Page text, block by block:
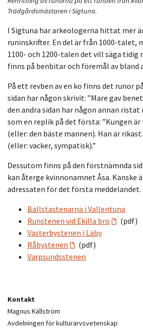
Trädgårdsmästaren i Sigtuna.
I Sigtuna har arkeologerna hittat mer
runinskrifter. En del är från 1000-talet,
1100- och 1200-talen det vill säga tidig
finns på benbitar och föremål av bland
På ett revben av en ko finns det runor
sidan har någon skrivit: ”Mare gav
den andra sidan har någon annan
som en replik på det första: ”Kungen
(eller: den bäste mannen). Han är
(eller: vacker, sympatisk).”
Dessutom finns på den förstnämnda
kan återge kvinnonamnet Åsa. Kanske
adressaten för det första meddelandet.
Bällstastenarna i Vallentuna
Runstenen vid Ekilla bro
(pdf)
Västerbystenen i Läby
Råbystenen
(pdf)
Varpsundsstenen
Kontakt
Magnus Källström
Avdelningen för kulturarvsvetenskap